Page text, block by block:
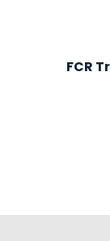
FCR